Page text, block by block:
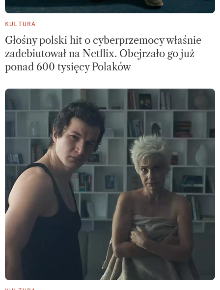
KULTURA
Głośny polski hit o cyberprzemocy właśnie
zadebiutował na Netflix. Obejrzało go już
ponad 600 tysięcy Polaków